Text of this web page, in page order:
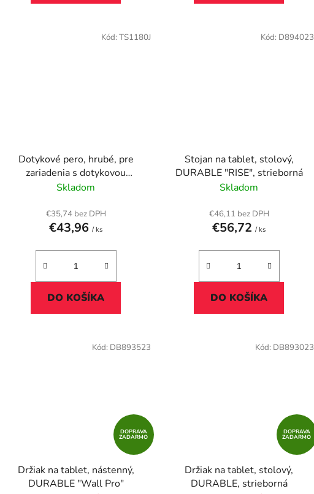
Dotykové pero, hrubé, pre
zariadenia s dotykovou
obrazovkou, EMR, STAEDTLER
Skladom
€35,74 bez DPH
€43,96/ ks
DO KOŠÍKA
Kód: TS1180J
Stojan na tablet, stolový,
DURABLE "RISE", strieborná
Skladom
€46,11 bez DPH
€56,72/ ks
DO KOŠÍKA
Kód: D894023
DOPRAVA
ZADARMO
Držiak na tablet, nástenný,
DURABLE "Wall Pro"
Kód: DB893523
DOPRAVA
ZADARMO
Držiak na tablet, stolový,
DURABLE, strieborná
Kód: DB893023